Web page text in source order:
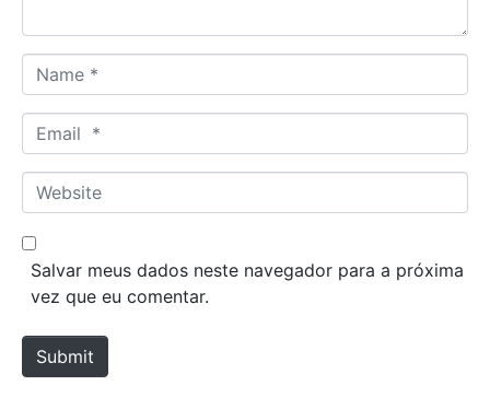
a
m
*
m
a
*
W
e
b
e
Salvar meus dados neste navegador para a próxima
vez que eu comentar.
Submit